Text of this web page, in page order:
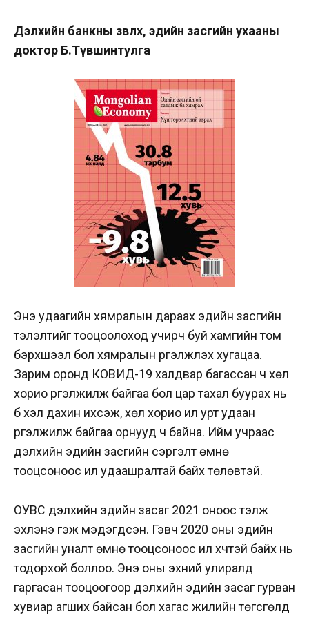
Дэлхийн банкны зөвлөх, эдийн засгийн ухааны
доктор Б.Түвшинтулга
Энэ удаагийн хямралын дараах эдийн засгийн
тэлэлтийг тооцоолоход учирч буй хамгийн том
бэрхшээл бол хямралын үргэлжлэх хугацаа.
Зарим оронд КОВИД-19 халдвар багассан ч хөл
хорио үргэлжилж байгаа бол цар тахал буурах нь
бүү хэл дахин ихсэж, хөл хорио илүү урт удаан
үргэлжилж байгаа орнууд ч байна. Ийм учраас
дэлхийн эдийн засгийн сэргэлт өмнө
тооцсоноос илүү удаашралтай байх төлөвтэй.
ОУВС дэлхийн эдийн засаг 2021 оноос тэлж
эхлэнэ гэж мэдэгдсэн. Гэвч 2020 оны эдийн
засгийн уналт өмнө тооцсоноос илүү хүчтэй байх нь
тодорхой боллоо. Энэ оны эхний улиралд
гаргасан тооцоогоор дэлхийн эдийн засаг гурван
хувиар агших байсан бол хагас жилийн төгсгөлд